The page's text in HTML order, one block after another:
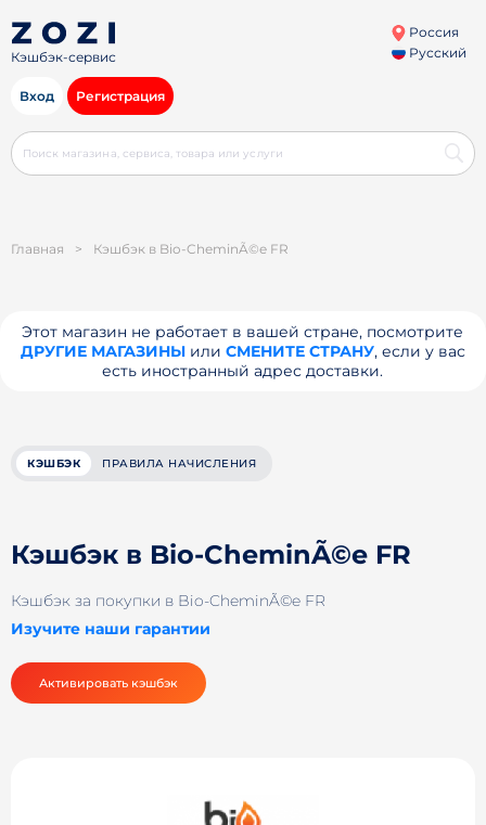
Кэшбэк-сервис
Россия
Русский
Вход Регистрация
Главная > Кэшбэк в Bio-CheminÃ©e FR
Этот магазин не работает в вашей стране, посмотрите
ДРУГИЕ МАГАЗИНЫили СМЕНИТЕ СТРАНУ, если у вас
есть иностранный адрес доставки.
КЭШБЭК ПРАВИЛА НАЧИСЛЕНИЯ
Кэшбэк в Bio-CheminÃ©e FR
Кэшбэк за покупки в Bio-CheminÃ©e FR
Изучите наши гарантии
Активировать кэшбэк